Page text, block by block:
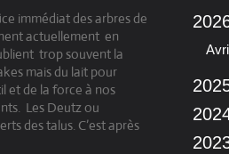
immédiat des arbres de
actuellement en
trop souvent la
mais du lait pour
et de la force à nos
Les Deutz ou
des talus. C’est après